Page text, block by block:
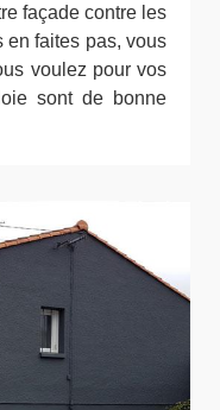
façade contre les
en faites pas, vous
voulez pour vos
sont de bonne